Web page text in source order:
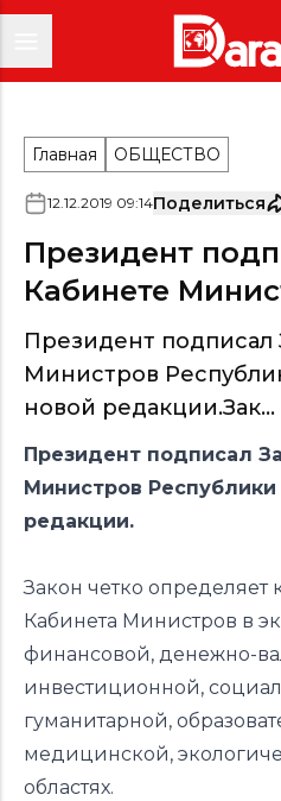
Главная ОБЩЕСТВО
12.12.2019 09:14Поделиться
Президент
Кабинете
Президент подписал
Министров
новой редакции.Зак...
Президент подписал
Министров Республики
редакции.
Закон четко
Кабинета Министров в
финансовой, денежно-
инвестиционной,
гуманитарной,
медицинской,
областях.